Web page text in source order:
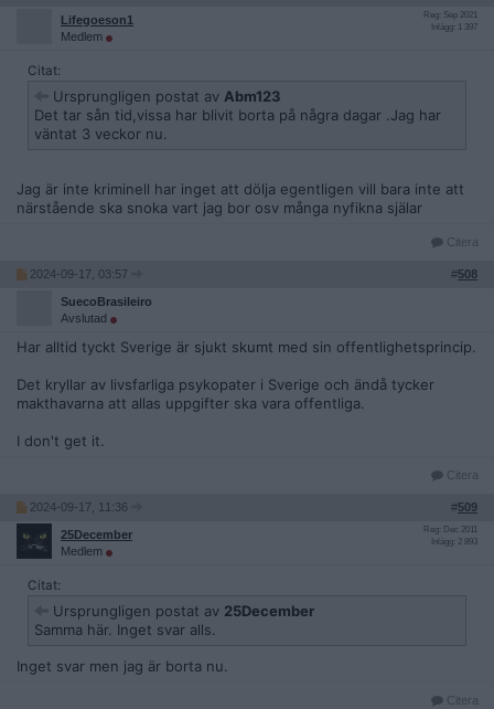
Lifegoeson1
Medlem
Reg: Sep 2021
Inlägg: 1 397
Citat:
Ursprungligen postat av Abm123
Det tar sån tid,vissa har blivit borta på några dagar .Jag har
väntat 3 veckor nu.
Jag är inte kriminell har inget att dölja egentligen vill bara inte att
närstående ska snoka vart jag bor osv många nyfikna själar
Citera
2024-09-17, 03:57 #508
SuecoBrasileiro
Avslutad
Har alltid tyckt Sverige är sjukt skumt med sin offentlighetsprincip.
Det kryllar av livsfarliga psykopater i Sverige och ändå tycker
makthavarna att allas uppgifter ska vara offentliga.
I don't get it.
Citera
2024-09-17, 11:36 #509
25December
Medlem
Reg: Dec 2011
Inlägg: 2 893
Citat:
Ursprungligen postat av 25December
Samma här. Inget svar alls.
Inget svar men jag är borta nu.
Citera